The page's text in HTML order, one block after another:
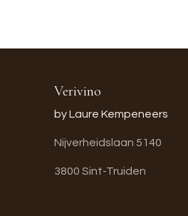
Verivino
by Laure Kempeneers
Nijverheidslaan 5140
3800 Sint-Truiden